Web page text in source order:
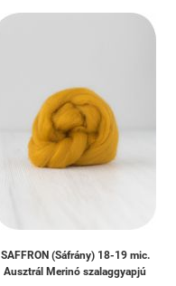
SAFFRON (Sáfrány) 18-19 mic.
Ausztrál Merinó szalaggyapjú